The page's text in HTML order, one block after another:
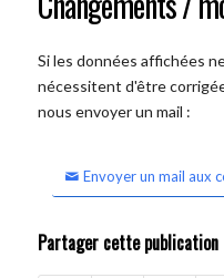
Si les données affichées
nécessitent d'être
nous envoyer un mail :
Envoyer un mail aux
Partager cette publication